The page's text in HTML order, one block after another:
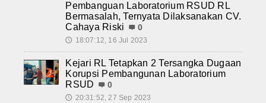
Pembanguan Laboratorium RSUD RL
Bermasalah, Ternyata Dilaksanakan CV.
Cahaya Riski
0
🕔 18:07:12, 16 Jul 2023
Kejari RL Tetapkan 2 Tersangka Dugaan
Korupsi Pembangunan Laboratorium
RSUD
0
🕔 20:31:52, 27 Sep 2023